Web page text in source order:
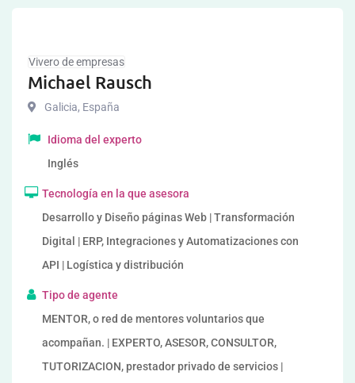
Vivero de empresas
Michael Rausch
Galicia, España
Idioma del experto
Inglés
Tecnología en la que asesora
Desarrollo y Diseño páginas Web | Transformación
Digital | ERP, Integraciones y Automatizaciones con
API | Logística y distribución
Tipo de agente
MENTOR, o red de mentores voluntarios que
acompañan. | EXPERTO, ASESOR, CONSULTOR,
TUTORIZACION, prestador privado de servicios |